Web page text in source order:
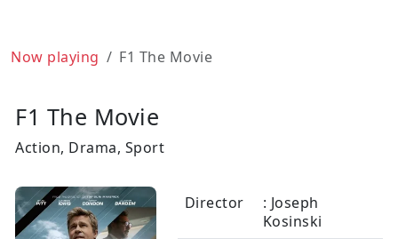
Now playing F1 The Movie
F1 The Movie
Action, Drama, Sport
Director
: Joseph
Kosinski